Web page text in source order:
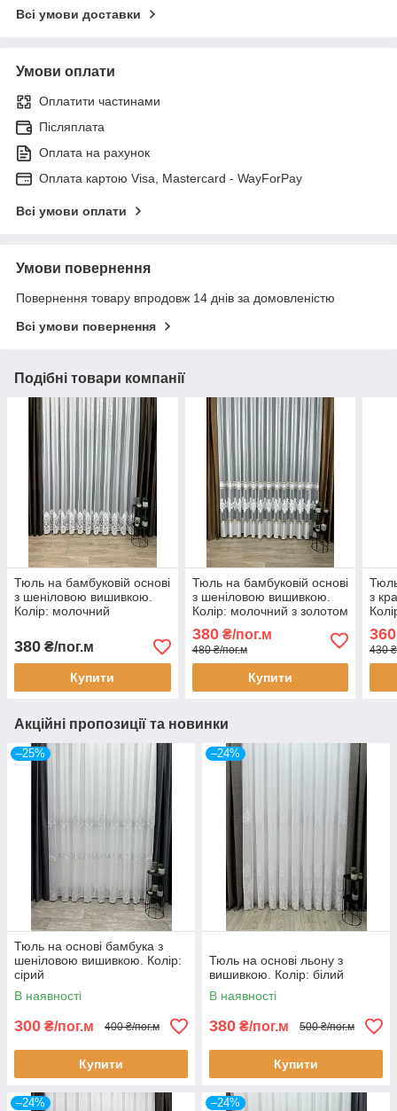
Всі умови доставки
Умови оплати
Оплатити частинами
Післяплата
Оплата на рахунок
Оплата картою Visa, Mastercard - WayForPay
Всі умови оплати
Умови повернення
Повернення товару впродовж 14 днів за домовленістю
Всі умови повернення
Подібні товари компанії
Тюль на бамбуковій основі
з шеніловою вишивкою.
Колір: молочний
380 ₴/пог.м
Купити
Тюль на бамбуковій основі
з шеніловою вишивкою.
Колір: молочний з золотом
380₴/пог.м
480 ₴/пог.м
Купити
з
360
430
Акційні пропозиції та новинки
–25%
Тюль на основі бамбука з
шеніловою вишивкою. Колір:
сірий
В наявності
300 ₴/пог.м 400 ₴/пог.м
Купити
–24%
Тюль на основі льону з
вишивкою. Колір: білий
В наявності
380 ₴/пог.м 500 ₴/пог.м
Купити
–24% –24%